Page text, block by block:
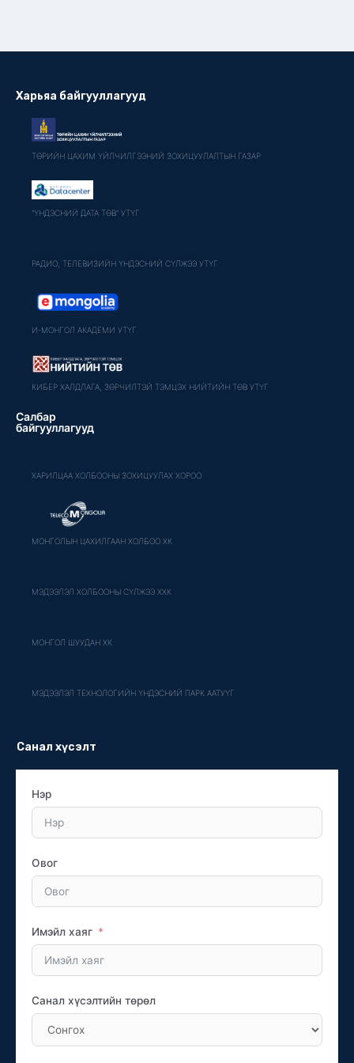
Харьяа байгууллагууд
ТӨРИЙН ЦАХИМ ҮЙЛЧИЛГЭЭНИЙ ЗОХИЦУУЛАЛТЫН ГАЗАР
"ҮНДЭСНИЙ ДАТА ТӨВ" УТҮГ
РАДИО, ТЕЛЕВИЗИЙН ҮНДЭСНИЙ СҮЛЖЭЭ УТҮГ
И-МОНГОЛ АКАДЕМИ УТҮГ
КИБЕР ХАЛДЛАГА, ЗӨРЧИЛТЭЙ ТЭМЦЭХ НИЙТИЙН ТӨВ УТҮГ
Салбар
байгууллагууд
ХАРИЛЦАА ХОЛБООНЫ ЗОХИЦУУЛАХ ХОРОО
МОНГОЛЫН ЦАХИЛГААН ХОЛБОО ХК
МЭДЭЭЛЭЛ ХОЛБООНЫ СҮЛЖЭЭ ХХК
МОНГОЛ ШУУДАН ХК
МЭДЭЭЛЭЛ ТЕХНОЛОГИЙН ҮНДЭСНИЙ ПАРК ААТУҮГ
Санал хүсэлт
Нэр
Овог
Имэйл хаяг
Санал хүсэлтийн төрөл